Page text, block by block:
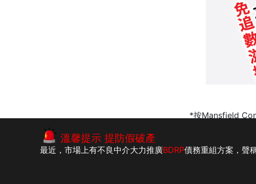
*按Mansfield
債務問題|
溫馨提示 提防假破產
最近，市場上有不良中介大力推廣BDRP債務重組方案，聲